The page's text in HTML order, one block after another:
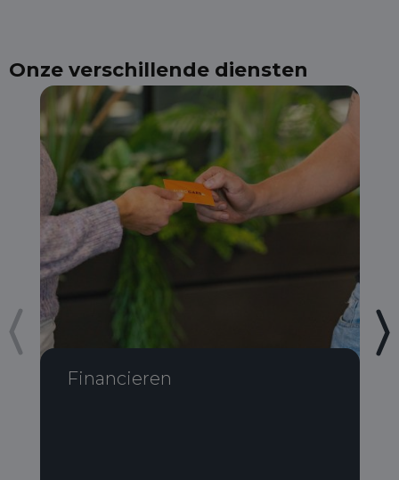
Onze verschillende diensten
Financieren